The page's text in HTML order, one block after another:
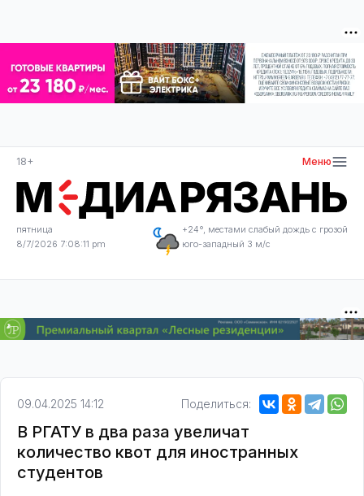
18+ Меню
пятница
8/7/2026 7:08:11 pm
+24°, местами слабый дождь с грозой
юго-западный 3 м/с
09.04.2025 14:12 Поделиться:
В РГАТУ в два раза увеличат
количество квот для иностранных
студентов